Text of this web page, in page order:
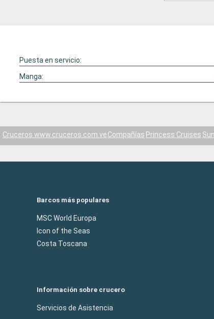
Puesta en servicio:
Manga:
Cruceros www.cruceros.com.veCompañías Princess Cruises
Barcos más populares
MSC World Europa
Icon of the Seas
Costa Toscana
Información sobre crucero
Servicios de Asistencia